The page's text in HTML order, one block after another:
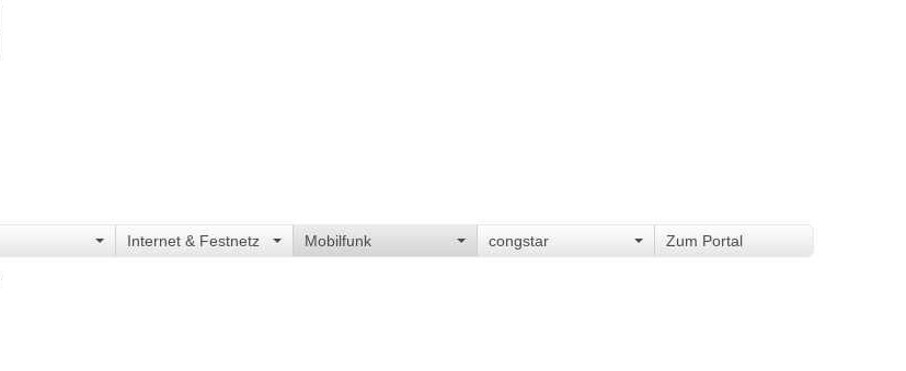
Internet & Festnetz Mobilfunk congstar Zum Portal